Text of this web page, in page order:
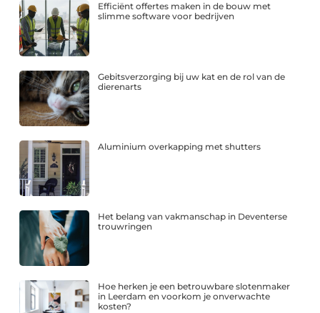
Efficiënt offertes maken in de bouw met
slimme software voor bedrijven
Gebitsverzorging bij uw kat en de rol van de
dierenarts
Aluminium overkapping met shutters
Het belang van vakmanschap in Deventerse
trouwringen
Hoe herken je een betrouwbare slotenmaker
in Leerdam en voorkom je onverwachte
kosten?